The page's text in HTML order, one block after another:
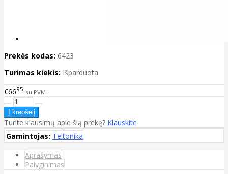
Prekės kodas: 6423
Turimas kiekis: Išparduota
€6695 su PVM
Turite klausimų apie šią prekę? Klauskite
Gamintojas: Teltonika
Aprašymas
Palyginimas